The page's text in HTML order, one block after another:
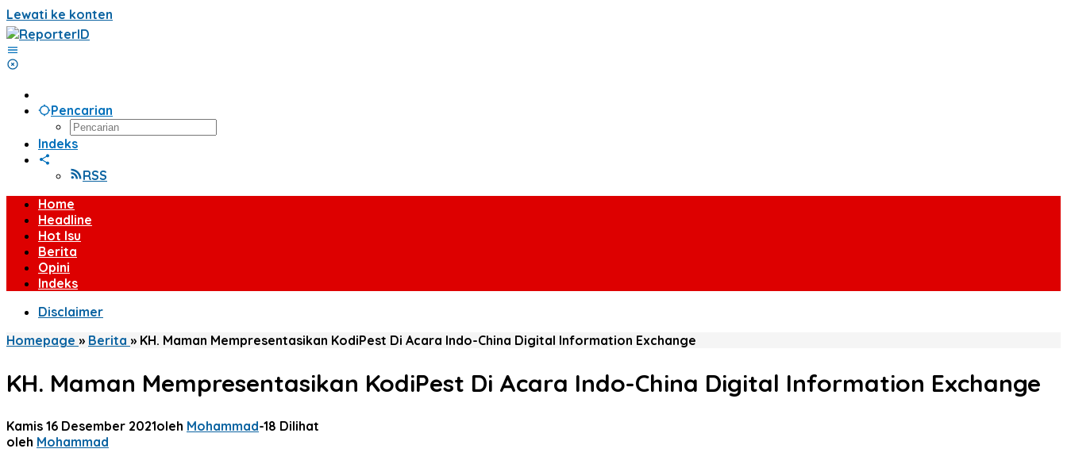
Lewati ke konten
Pencarian
Indeks
RSS
Home
Headline
Hot Isu
Berita
Opini
Indeks
Disclaimer
Homepage » Berita » KH. Maman Mempresentasikan KodiPest Di Acara Indo-China Digital Information Exchange
KH. Maman Mempresentasikan KodiPest Di Acara Indo-China Digital Information Exchange
Kamis 16 Desember 2021oleh Mohammad-18 Dilihat
oleh Mohammad